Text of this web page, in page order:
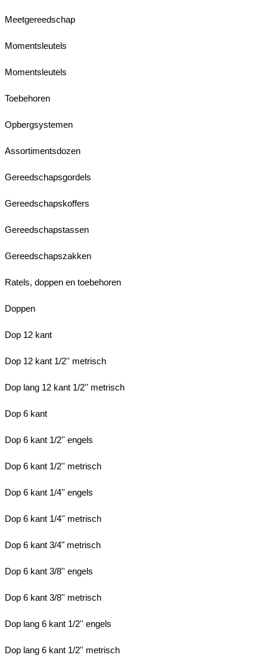
Meetgereedschap
Momentsleutels
Momentsleutels
Toebehoren
Opbergsystemen
Assortimentsdozen
Gereedschapsgordels
Gereedschapskoffers
Gereedschapstassen
Gereedschapszakken
Ratels, doppen en toebehoren
Doppen
Dop 12 kant
Dop 12 kant 1/2'' metrisch
Dop lang 12 kant 1/2'' metrisch
Dop 6 kant
Dop 6 kant 1/2'' engels
Dop 6 kant 1/2'' metrisch
Dop 6 kant 1/4'' engels
Dop 6 kant 1/4'' metrisch
Dop 6 kant 3/4" metrisch
Dop 6 kant 3/8'' engels
Dop 6 kant 3/8'' metrisch
Dop lang 6 kant 1/2'' engels
Dop lang 6 kant 1/2'' metrisch